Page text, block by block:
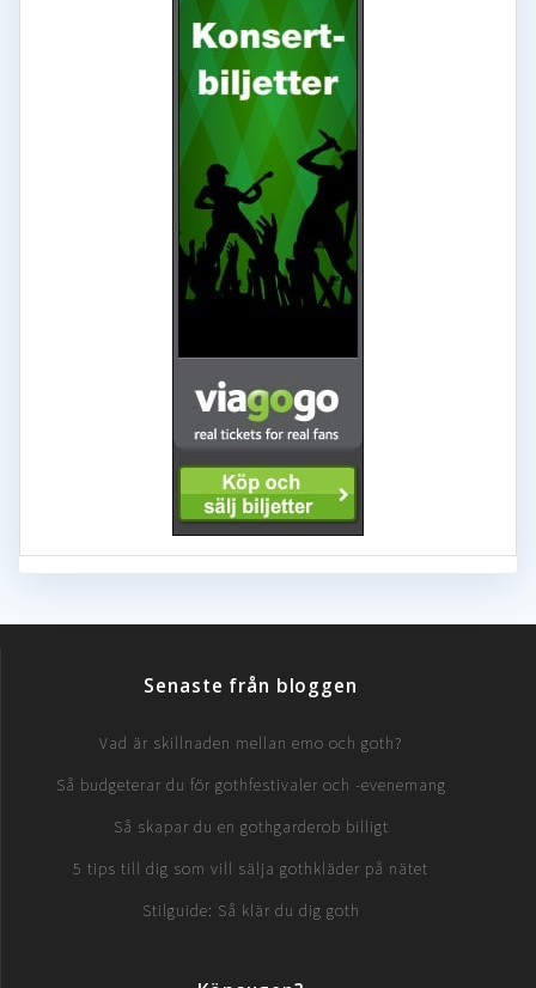
Senaste från bloggen
Vad är skillnaden mellan emo och goth?
Så budgeterar du för gothfestivaler och -evenemang
Så skapar du en gothgarderob billigt
5 tips till dig som vill sälja gothkläder på nätet
Stilguide: Så klär du dig goth